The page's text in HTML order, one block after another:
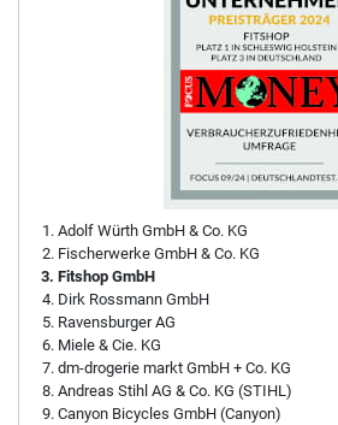
Adolf Würth GmbH & Co. KG
Fischerwerke GmbH & Co. KG
Fitshop GmbH
Dirk Rossmann GmbH
Ravensburger AG
Miele & Cie. KG
dm-drogerie markt GmbH + Co. KG
Andreas Stihl AG & Co. KG (STIHL)
Canyon Bicycles GmbH (Canyon)